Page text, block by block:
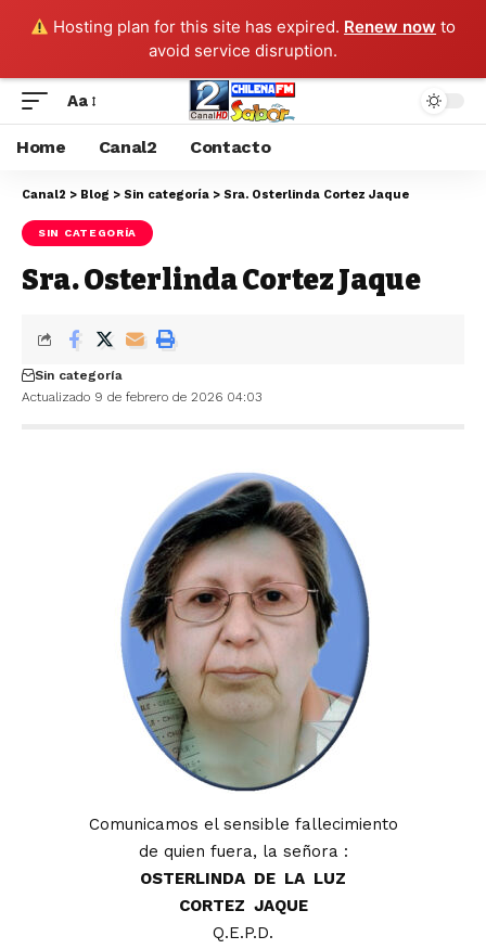
Hosting plan for this site has expired. Renew now to
avoid service disruption.
Aa
Home Canal2 Contacto
Canal2 > Blog > Sin categoría > Sra. Osterlinda Cortez Jaque
SIN CATEGORÍA
Sra. Osterlinda Cortez Jaque
Actualizado 9 de febrero de 2026 04:03
Sin categoría
Comunicamos el sensible fallecimiento
de quien fuera, la señora :
OSTERLINDA DE LA LUZ
CORTEZ JAQUE
Q.E.P.D.